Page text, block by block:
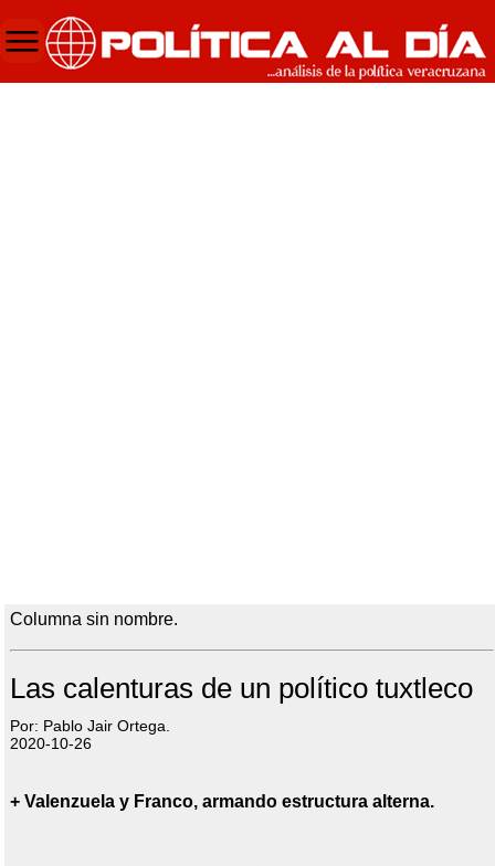
Columna sin nombre.
Las calenturas de un político tuxtleco
Por: Pablo Jair Ortega.
2020-10-26
+ Valenzuela y Franco, armando estructura alterna.